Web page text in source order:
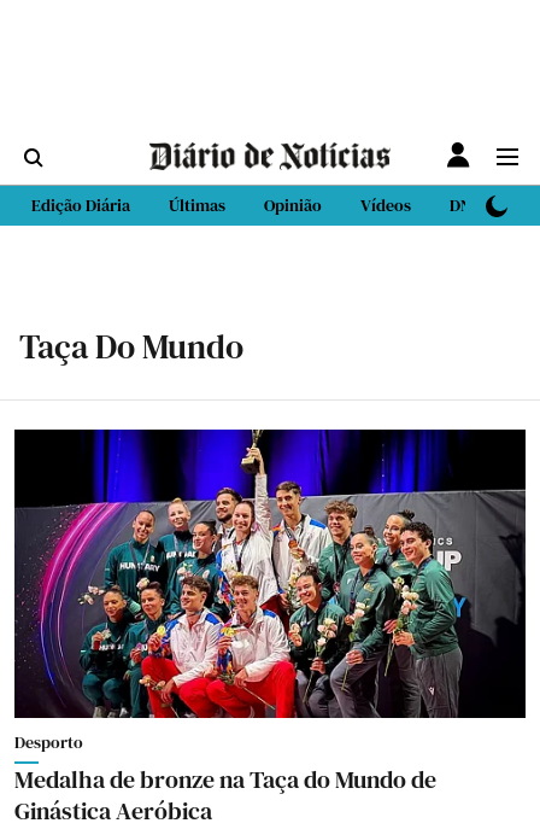
Edição Diária Últimas Opinião Vídeos DN Sport
Taça Do Mundo
Desporto
Medalha de bronze na Taça do Mundo de
Ginástica Aeróbica